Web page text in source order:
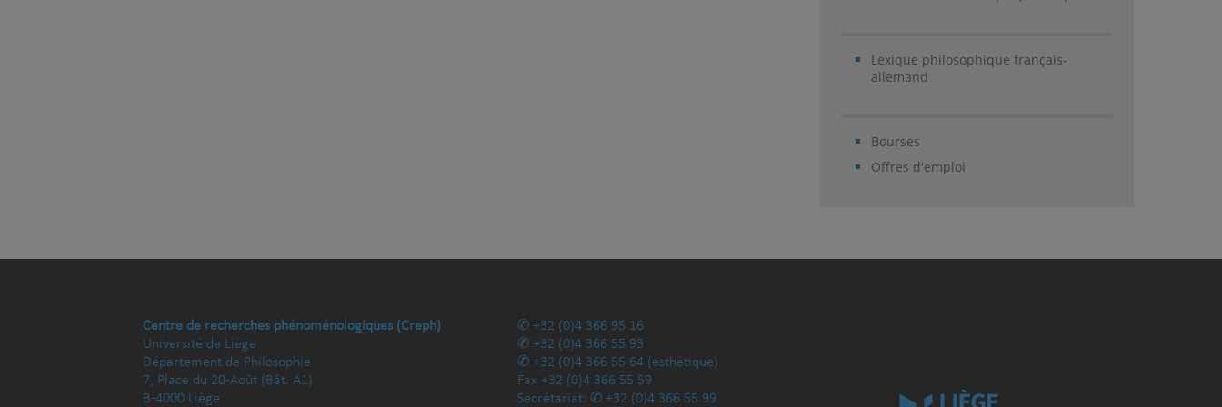
Lexique philosophique français-
allemand
Bourses
Offres d'emploi
Centre de recherches phénoménologiques (Creph)
Université de Liège
Département de Philosophie
7, Place du 20-Août (Bât. A1)
B-4000 Liège
+32 (0)4 366 95 16
+32 (0)4 366 55 93
+32 (0)4 366 55 64 (esthétique)
Fax +32 (0)4 366 55 59
Secrétariat:
+32 (0)4 366 55 99